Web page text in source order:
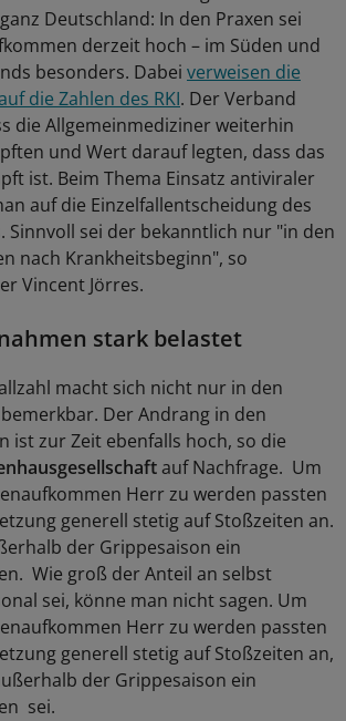
Deutschland: In den Praxen sei
derzeit hoch – im Süden und
besonders. Dabei verweisen die
die Zahlen des RKI. Der Verband
die Allgemeinmediziner weiterhin
und Wert darauf legten, dass das
ist. Beim Thema Einsatz antiviraler
auf die Einzelfallentscheidung des
Sinnvoll sei der bekanntlich nur "in den
nach Krankheitsbeginn", so
Vincent Jörres.
stark belastet
macht sich nicht nur in den
Der Andrang in den
ist zur Zeit ebenfalls hoch, so die
auf Nachfrage. Um
Herr zu werden passten
generell stetig auf Stoßzeiten an.
der Grippesaison ein
Wie groß der Anteil an selbst
sei, könne man nicht sagen. Um
Herr zu werden passten
generell stetig auf Stoßzeiten an,
der Grippesaison ein
sei.